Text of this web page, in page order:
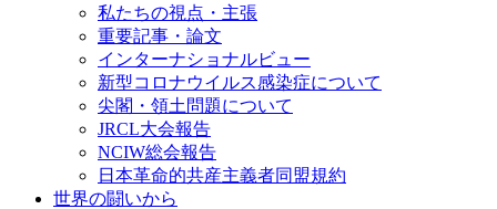
私たちの視点・主張
重要記事・論文
インターナショナルビュー
新型コロナウイルス感染症について
尖閣・領土問題について
JRCL大会報告
NCIW総会報告
日本革命的共産主義者同盟規約
世界の闘いから